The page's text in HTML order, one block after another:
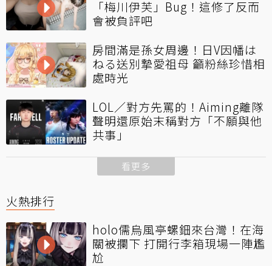
「梅川伊芙」Bug！這修了反而
會被負評吧
房間滿是孫女周邊！日V因幡は
ねる送別摯愛祖母 籲粉絲珍惜相
處時光
LOL／對方先罵的！Aiming離隊
聲明還原始末稱對方「不願與他
共事」
看更多
火熱排行
holo儒烏風亭螺鈿來台灣！在海
關被攔下 打開行李箱現場一陣尷
尬